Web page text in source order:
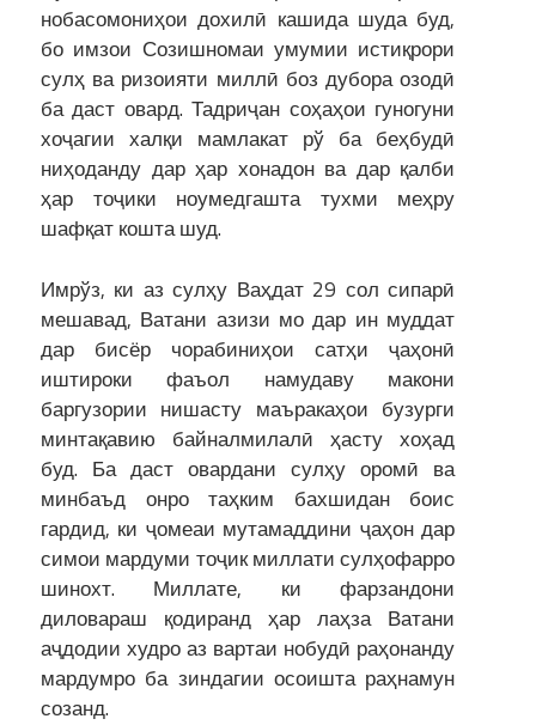
нобасомониҳои дохилӣ кашида шуда буд,
бо имзои Созишномаи умумии истиқрори
сулҳ ва ризоияти миллӣ боз дубора озодӣ
ба даст овард. Тадриҷан соҳаҳои гуногуни
хоҷагии халқи мамлакат рў ба беҳбудӣ
ниҳоданду дар ҳар хонадон ва дар қалби
ҳар тоҷики ноумедгашта тухми меҳру
шафқат кошта шуд.
Имрўз, ки аз сулҳу Ваҳдат 29 сол сипарӣ
мешавад, Ватани азизи мо дар ин муддат
дар бисёр чорабиниҳои сатҳи ҷаҳонӣ
иштироки фаъол намудаву макони
баргузории нишасту маъракаҳои бузурги
минтақавию байналмилалӣ ҳасту хоҳад
буд. Ба даст овардани сулҳу оромӣ ва
минбаъд онро таҳким бахшидан боис
гардид, ки ҷомеаи мутамаддини ҷаҳон дар
симои мардуми тоҷик миллати сулҳофарро
шинохт. Миллате, ки фарзандони
диловараш қодиранд ҳар лаҳза Ватани
аҷдодии худро аз вартаи нобудӣ раҳонанду
мардумро ба зиндагии осоишта раҳнамун
созанд.